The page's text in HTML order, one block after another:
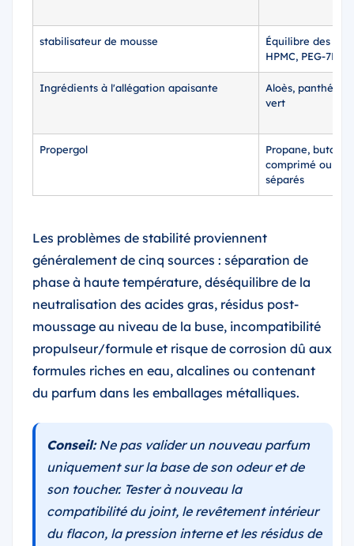
stabilisateur de mousse
Équilibre des
HPMC, PEG-7M
Ingrédients à l'allégation apaisante
Aloès,
vert
Propergol
Propane,
comprimé ou
séparés
Les problèmes de stabilité proviennent
généralement de cinq sources : séparation de
phase à haute température, déséquilibre de la
neutralisation des acides gras, résidus post-
moussage au niveau de la buse, incompatibilité
propulseur/formule et risque de corrosion dû aux
formules riches en eau, alcalines ou contenant
du parfum dans les emballages métalliques.
Conseil:Ne pas valider un nouveau parfum
uniquement sur la base de son odeur et de
son toucher. Tester à nouveau la
compatibilité du joint, le revêtement intérieur
du flacon, la pression interne et les résidus de